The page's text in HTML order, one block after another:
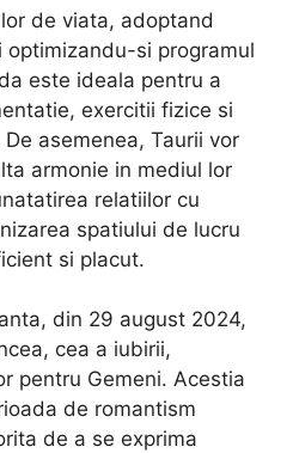
de viata, adoptand
optimizandu-si programul
este ideala pentru a
exercitii fizice si
asemenea, Taurii vor
armonie in mediul lor
relatiilor cu
spatiului de lucru
si placut.
din 29 august 2024,
cea a iubirii,
pentru Gemeni. Acestia
de romantism
de a se exprima